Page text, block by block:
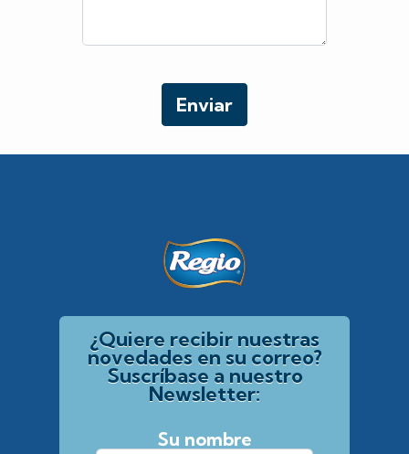
¿Quiere recibir nuestras
novedades en su correo?
Suscríbase a nuestro
Newsletter:
Su nombre